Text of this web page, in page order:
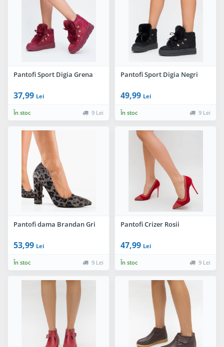
Pantofi Sport Digia Grena
37,99 Lei
În stoc 9 Lei
Pantofi Sport Digia Negri
49,99 Lei
În stoc 9 Lei
Pantofi dama Brandan Gri
53,99 Lei
În stoc 9 Lei
Pantofi Crizer Rosii
47,99 Lei
În stoc 9 Lei